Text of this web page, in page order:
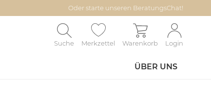
Oder starte unseren BeratungsChat!
Suche Merkzettel Warenkorb Login
ÜBER UNS